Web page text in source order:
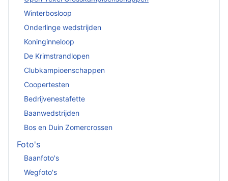
Winterbosloop
Onderlinge wedstrijden
Koninginneloop
De Krimstrandlopen
Clubkampioenschappen
Coopertesten
Bedrijvenestafette
Baanwedstrijden
Bos en Duin Zomercrossen
Foto's
Baanfoto's
Wegfoto's